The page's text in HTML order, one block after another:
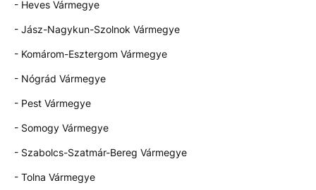
- Heves Vármegye
- Jász-Nagykun-Szolnok Vármegye
- Komárom-Esztergom Vármegye
- Nógrád Vármegye
- Pest Vármegye
- Somogy Vármegye
- Szabolcs-Szatmár-Bereg Vármegye
- Tolna Vármegye